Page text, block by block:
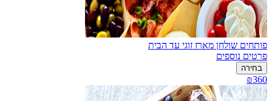
פותחים שולחן מארז זוגי עד הבית
פרטים נוספים
בחירה
₪360